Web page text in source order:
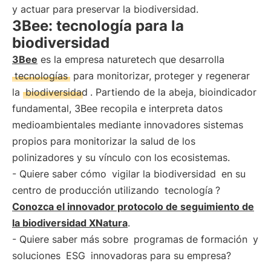
y actuar para preservar la biodiversidad.
3Bee: tecnología para la
biodiversidad
3Bee es la empresa naturetech que desarrolla
tecnologías para monitorizar, proteger y regenerar
la biodiversidad . Partiendo de la abeja, bioindicador
fundamental, 3Bee recopila e interpreta datos
medioambientales mediante innovadores sistemas
propios para monitorizar la salud de los
polinizadores y su vínculo con los ecosistemas.
- Quiere saber cómo vigilar la biodiversidad en su
centro de producción utilizando tecnología ?
Conozca el innovador protocolo de seguimiento de
la biodiversidad XNatura.
- Quiere saber más sobre programas de formación y
soluciones ESG innovadoras para su empresa?